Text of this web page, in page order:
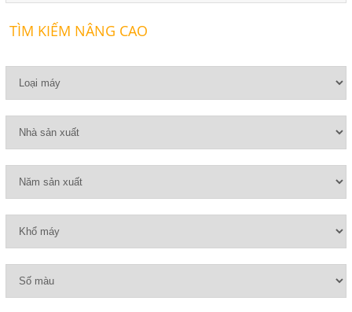
TÌM KIẾM NÂNG CAO